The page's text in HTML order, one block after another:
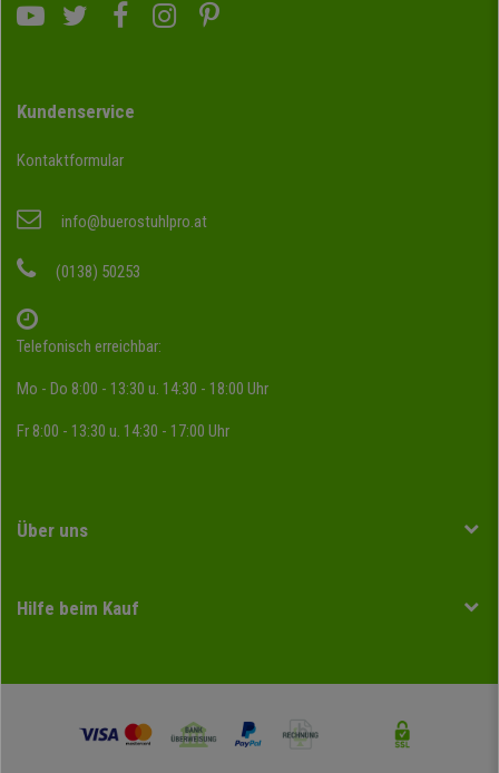
Kundenservice
Kontaktformular
info@buerostuhlpro.at
(0138) 50253
Telefonisch erreichbar:
Mo - Do 8:00 - 13:30 u. 14:30 - 18:00 Uhr
Fr 8:00 - 13:30 u. 14:30 - 17:00 Uhr
Über uns
Hilfe beim Kauf